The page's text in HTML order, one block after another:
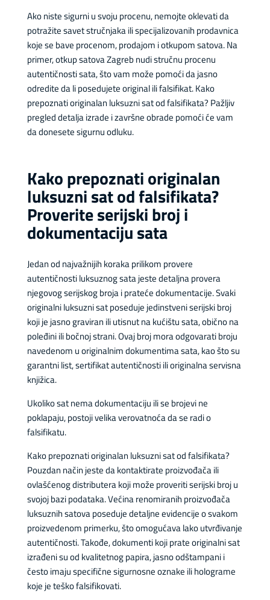
Ako niste sigurni u svoju procenu, nemojte oklevati da
potražite savet stručnjaka ili specijalizovanih prodavnica
koje se bave procenom, prodajom i otkupom satova. Na
primer, otkup satova Zagreb nudi stručnu procenu
autentičnosti sata, što vam može pomoći da jasno
odredite da li posedujete original ili falsifikat. Kako
prepoznati originalan luksuzni sat od falsifikata? Pažljiv
pregled detalja izrade i završne obrade pomoći će vam
da donesete sigurnu odluku.
Kako prepoznati originalan
luksuzni sat od falsifikata?
Proverite serijski broj i
dokumentaciju sata
Jedan od najvažnijih koraka prilikom provere
autentičnosti luksuznog sata jeste detaljna provera
njegovog serijskog broja i prateće dokumentacije. Svaki
originalni luksuzni sat poseduje jedinstveni serijski broj
koji je jasno graviran ili utisnut na kućištu sata, obično na
poleđini ili bočnoj strani. Ovaj broj mora odgovarati broju
navedenom u originalnim dokumentima sata, kao što su
garantni list, sertifikat autentičnosti ili originalna servisna
knjižica.
Ukoliko sat nema dokumentaciju ili se brojevi ne
poklapaju, postoji velika verovatnoća da se radi o
falsifikatu.
Kako prepoznati originalan luksuzni sat od falsifikata?
Pouzdan način jeste da kontaktirate proizvođača ili
ovlašćenog distributera koji može proveriti serijski broj u
svojoj bazi podataka. Većina renomiranih proizvođača
luksuznih satova poseduje detaljne evidencije o svakom
proizvedenom primerku, što omogućava lako utvrđivanje
autentičnosti. Takođe, dokumenti koji prate originalni sat
izrađeni su od kvalitetnog papira, jasno odštampani i
često imaju specifične sigurnosne oznake ili holograme
koje je teško falsifikovati.